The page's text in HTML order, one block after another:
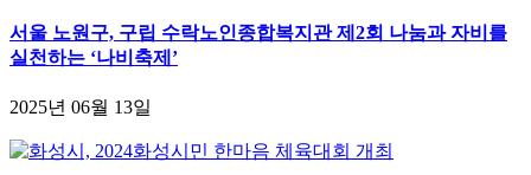
서울 노원구, 구립 수락노인종합복지관 제2회 나눔과 자비를
실천하는 ‘나비축제’
2025년 06월 13일